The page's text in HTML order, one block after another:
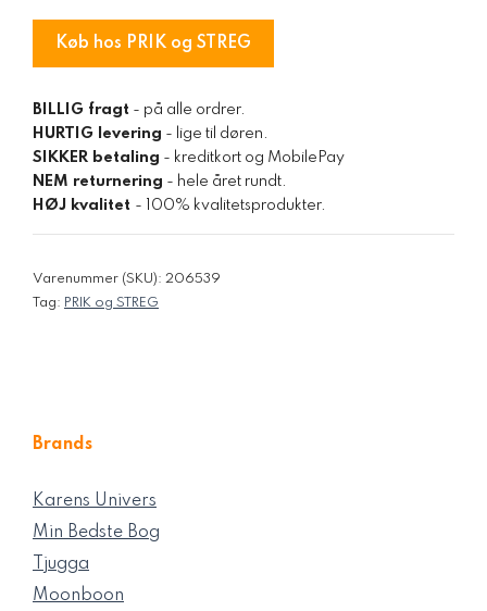
Køb hos PRIK og STREG
BILLIG fragt - på alle ordrer.
HURTIG levering - lige til døren.
SIKKER betaling - kreditkort og MobilePay
NEM returnering - hele året rundt.
HØJ kvalitet - 100% kvalitetsprodukter.
Varenummer (SKU): 206539
Tag: PRIK og STREG
Brands
Karens Univers
Min Bedste Bog
Tjugga
Moonboon